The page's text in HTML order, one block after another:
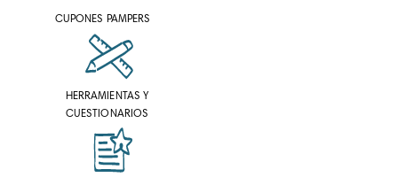
CUPONES PAMPERS
HERRAMIENTAS Y
CUESTIONARIOS